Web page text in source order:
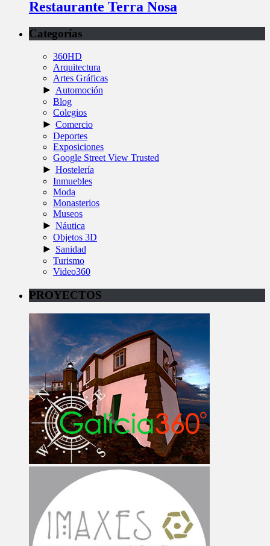
Restaurante Terra Nosa
Categorías
360HD
Arquitectura
Artes Gráficas
► Automoción
Blog
Colegios
► Comercio
Deportes
Exposiciones
Google Street View Trusted
► Hostelería
Inmuebles
Moda
Monasterios
Museos
► Náutica
Objetos 3D
► Sanidad
Turismo
Video360
PROYECTOS